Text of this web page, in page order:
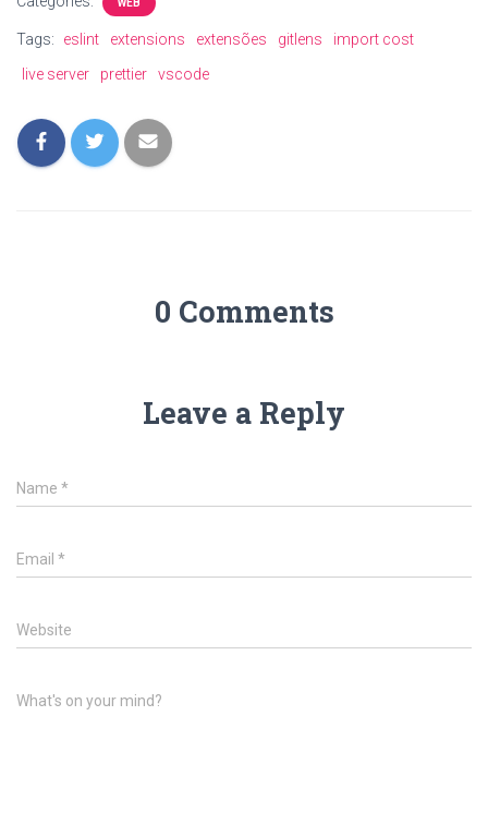
Tags: eslint extensions extensões gitlens
import cost
live server
prettier vscode
0 Comments
Leave a Reply
Name *
Email *
Website
What's on your mind?